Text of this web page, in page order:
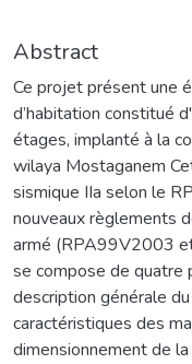
Abstract
Ce projet présent une
d’habitation constitué
étages, implanté à la
wilaya Mostaganem
sismique IIa selon le
nouveaux règlements
armé (RPA99V2003
se compose de quatre
description générale
caractéristiques des
dimensionnement de